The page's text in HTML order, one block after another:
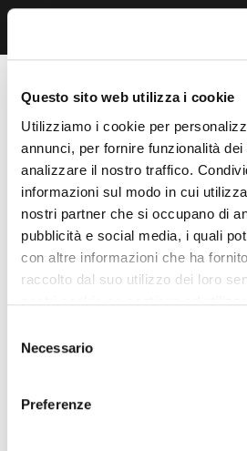
Questo sito web utilizza i cookie
Utilizziamo i cookie per
annunci, per fornire funzionalità
analizzare il nostro traffico.
informazioni sul modo in cui
nostri partner che si occupano di
pubblicità e social media, i quali
con altre informazioni che ha
raccolto dal suo utilizzo dei loro
delNecessario
Preferenze